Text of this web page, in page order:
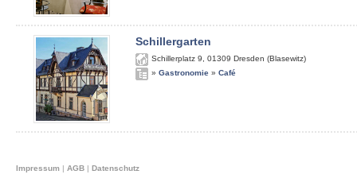
Schillergarten
Schillerplatz 9 01309 Dresden (Blasewitz)
» Gastronomie » Café
Impressum | AGB | Datenschutz